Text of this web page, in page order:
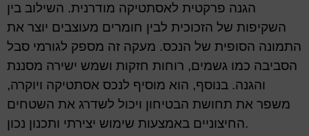
הגנה פרקטית לאסתטיקה מודרנית. השילוב בין
השקיפות של הזכוכית לבין חומרים מעוצבים יוצר את
התמונה הסופית של הנכס. מעקה זה מספק לגורמי סבל
הסביבה כמו גשמים, רוחות חזקות ושמש ישירה מסננת
והגנה. בנוסף, הוא מוסיף לנכס אסתטיקה ויוקרה,
משפר את תחושת הבטיחון ויכול לשדרג את השטחים
החיצוניים באמצעות שימוש יצירתי ותכנון נכון.